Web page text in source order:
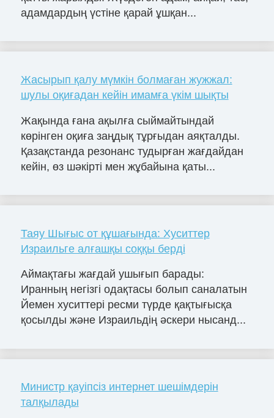
адамдардың үстіне қарай ұшқан...
Жасырып қалу мүмкін болмаған жужжал:
шулы оқиғадан кейін имамға үкім шықты
Жақында ғана ақылға сыймайтындай
көрінген оқиға заңдық тұрғыдан аяқталды.
Қазақстанда резонанс тудырған жағдайдан
кейін, өз шәкірті мен жұбайына қаты...
Таяу Шығыс от құшағында: Хуситтер
Израильге алғашқы соққы берді
Аймақтағы жағдай ушығып барады:
Иранның негізгі одақтасы болып саналатын
Йемен хуситтері ресми түрде қақтығысқа
қосылды және Израильдің әскери нысанд...
Министр қауіпсіз интернет шешімдерін
талқылады